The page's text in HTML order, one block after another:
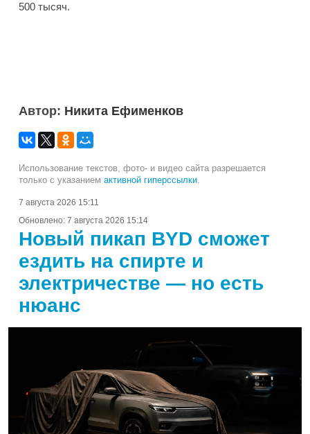
500 тысяч.
Автор: Никита Ефименков
Использование текстов, фото- и видео сайта разрешается
только с указанием активной гиперссылки.
7 августа 2026 15:11
Обновлено: 7 августа 2026 15:14
Новый пикап BYD сможет
ездить на спирте и
электричестве — но есть
нюанс